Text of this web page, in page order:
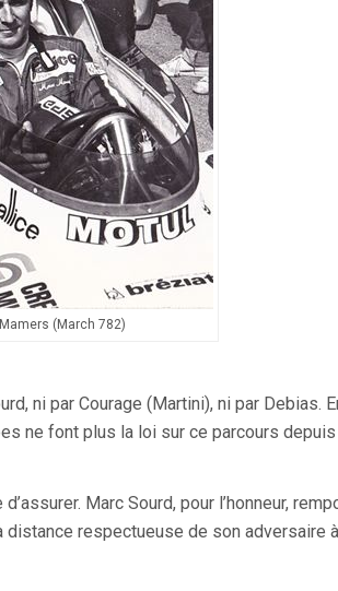
(March 782)
ni par Courage (Martini), ni par Debias.
ne font plus la loi sur ce parcours depuis
Marc Sourd, pour l’honneur,
distance respectueuse de son adversaire à